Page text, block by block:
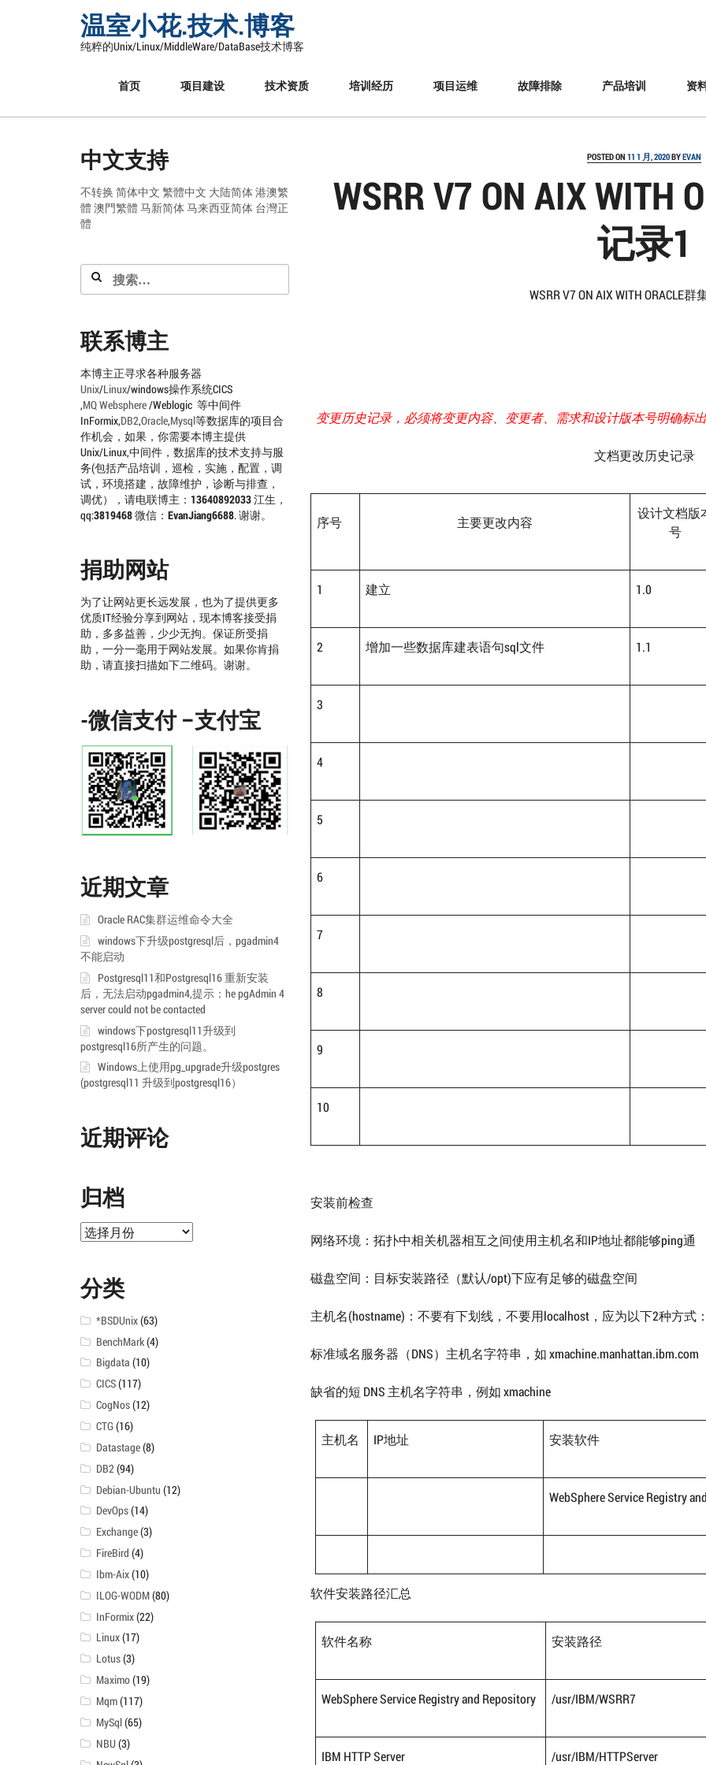
温室小花.技术.博客
纯粹的Unix/Linux/MiddleWare/DataBase技术博客
首页 项目建设 技术资质 培训经历 项目运维 故障排除 产品培训 资
POSTED ON11 1 月, 2020BYEVAN
WSRR V7 ON AIX WITH
记录1
WSRR V7 ON AIX WITH ORACLE
变更历史记录，必须将变更内容、变更者、需求和设计版本号明确标出
文档更改历史记录
序号 主要更改内容
设计文档版
号
1 建立 1.0
2 增加一些数据库建表语句sql文件 1.1
3
4
5
6
7
8
9
10
安装前检查
网络环境：拓扑中相关机器相互之间使用主机名和IP地址都能够ping通
磁盘空间：目标安装路径（默认/opt)下应有足够的磁盘空间
主机名(hostname)：不要有下划线，不要用localhost，应为以下2种方式
标准域名服务器（DNS）主机名字符串，如 xmachine.manhattan.ibm.com
缺省的短 DNS 主机名字符串，例如 xmachine
主机名 IP地址 安装软件
WebSphere Service Registry
软件安装路径汇总
软件名称 安装路径
WebSphere Service Registry and Repository /usr/IBM/WSRR7
IBM HTTP Server /usr/IBM/HTTPServer
中文支持
不转换 简体中文 繁體中文 大陆简体港澳繁
體 澳門繁體 马新简体马来西亚简体 台灣正
體
搜
索：
联系博主
本博主正寻求各种服务器
Unix/Linux/windows操作系统CICS
,MQWebsphere/Weblogic 等中间件
InFormix,DB2,Oracle,Mysql等数据库的项目合
作机会，如果，你需要本博主提供
Unix/Linux,中间件，数据库的技术支持与服
务(包括产品培训，巡检，实施，配置，调
试，环境搭建，故障维护，诊断与排查，
调优），请电联博主： 13640892033江生，
qq:3819468微信： EvanJiang6688. 谢谢。
捐助网站
为了让网站更长远发展，也为了提供更多
优质IT经验分享到网站，现本博客接受捐
助，多多益善，少少无拘。保证所受捐
助，一分一毫用于网站发展。如果你肯捐
助，请直接扫描如下二维码。谢谢。
-微信支付 –支付宝
近期文章
Oracle RAC集群运维命令大全
windows下升级postgresql后，pgadmin4
不能启动
Postgresql11和Postgresql16 重新安装
后，无法启动pgadmin4,提示：he pgAdmin 4
server could not be contacted
windows下postgresql11升级到
postgresql16所产生的问题。
Windows上使用pg_upgrade升级postgres
(postgresql11 升级到postgresql16）
近期评论
归档
归
分类
*BSDUnix(63)
BenchMark(4)
Bigdata (10)
CICS(117)
CogNos(12)
CTG(16)
Datastage(8)
DB2(94)
Debian-Ubuntu (12)
DevOps(14)
Exchange(3)
FireBird (4)
Ibm-Aix(10)
ILOG-WODM(80)
InFormix(22)
Linux(17)
Lotus(3)
Maximo(19)
Mqm(117)
MySql(65)
NBU(3)